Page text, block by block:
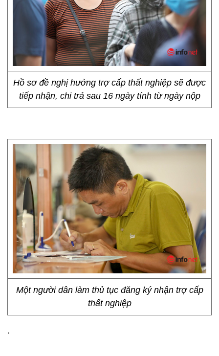
Hồ sơ đề nghị hưởng trợ cấp thất nghiệp sẽ được
tiếp nhận, chi trả sau 16 ngày tính từ ngày nộp
Một người dân làm thủ tục đăng ký nhận trợ cấp
thất nghiệp
.